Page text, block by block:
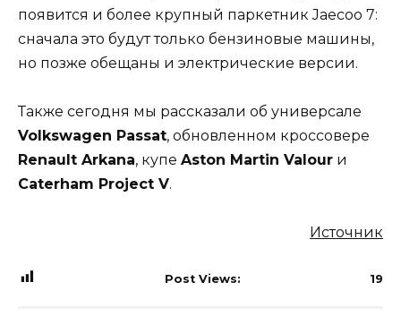
появится и более крупный паркетник Jaecoo 7:
сначала это будут только бензиновые машины,
но позже обещаны и электрические версии.
Также сегодня мы рассказали об универсале
Volkswagen Passat, обновленном кроссовере
Renault Arkana, купе Aston Martin Valour и
Caterham Project V.
Источник
Post Views: 19